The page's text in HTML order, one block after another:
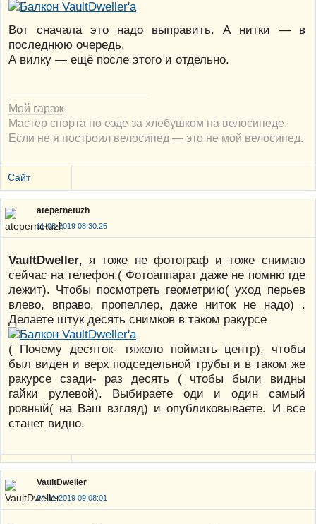
Вот сначала это надо выправить. А нитки — в
последнюю очередь.
А вилку — ещё после этого и отдельно.
Мой гараж
Мастер спорта по езде за хлебушком на велосипеде.
Если не я построил велосипед — это не мой велосипед.
Сайт
atepernetuzh
11-08-2019 08:30:25
VaultDweller, я тоже не фотограф и тоже снимаю
сейчас на телефон.( Фотоаппарат даже не помню где
лежит). Чтобы посмотреть геометрию( уход перьев
влево, вправо, пропеллер, даже ниток не надо) .
Делаете штук десять снимков в таком ракурсе
( Почему десяток- тяжело поймать центр), чтобы
был виден и верх подседельной трубы и в таком же
ракурсе сзади- раз десять ( чтобы были видны
гайки рулевой). Выбираете оди и один самый
ровный( на Ваш взгляд) и опубликовываете. И все
станет видно.
VaultDweller
24-11-2019 09:08:01